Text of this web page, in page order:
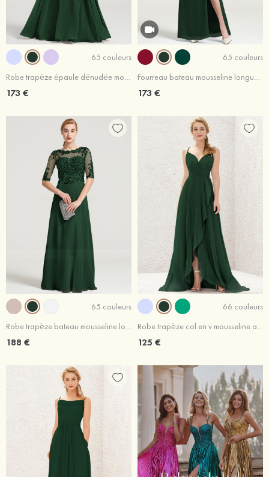
65 couleurs
Robe trapèze épaule dénudée mousseline longueur ras du sol robe de mère de la mariée avec appliqué
173 €
65 couleurs
Fourreau bateau mousseline longueur ras du sol robe de mère de la mariée avec appliqué volants fendu
173 €
65 couleurs
Robe trapèze bateau mousseline longueur ras du sol robe de mère de la mariée avec appliqué paillettes
188 €
66 couleurs
Robe trapèze col en v mousseline asymétrique robe de demoiselle d'honneur avec volants
125 €